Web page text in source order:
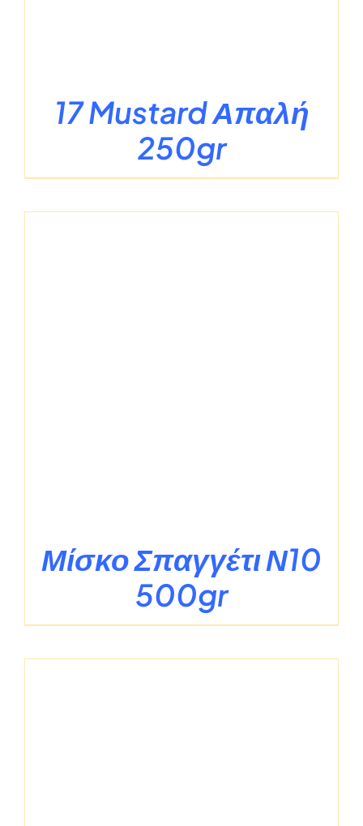
17 Mustard Απαλή
250gr
Μίσκο Σπαγγέτι Ν10
500gr